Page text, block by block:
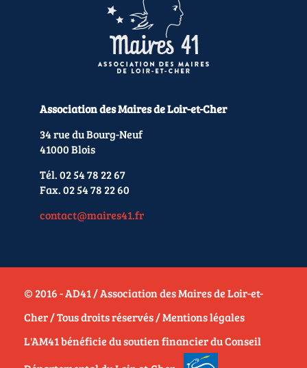
Association des Maires de Loir-et-Cher
34 rue du Bourg-Neuf
41000 Blois
Tél. 02 54 78 22 67
Fax. 02 54 78 22 60
contact@maires41.fr
© 2016 - AD41 / Association des Maires de Loir-et-
Cher / Tous droits réservés /Mentions légales
L'AM41 bénéficie du soutien financier du Conseil